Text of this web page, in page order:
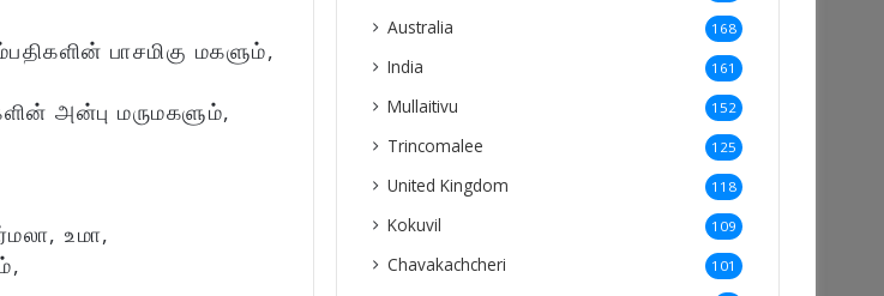
பாசமிகு மகளும்,
அன்பு மருமகளும்,
உமா,
Australia 168
India 161
Mullaitivu 152
Trincomalee 125
United Kingdom 118
Kokuvil 109
Chavakachcheri 101